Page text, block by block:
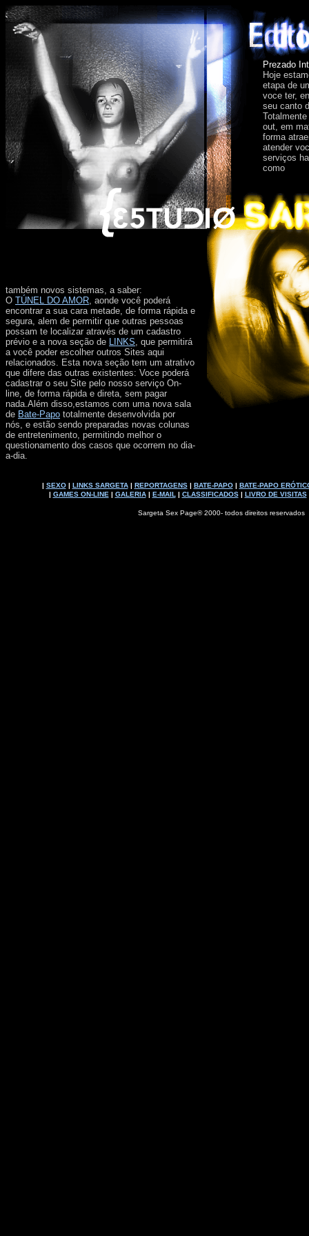
Prezado
Hoje
etapa de
voce ter,
seu canto
out, em
forma
atender
serviços
como
também novos sistemas, a saber:
O TÚNEL DO AMOR, aonde você poderá
encontrar a sua cara metade, de forma rápida e
segura, alem de permitir que outras pessoas
possam te localizar através de um cadastro
prévio e a nova seção de LINKS, que permitirá
a você poder escolher outros Sites aqui
relacionados. Esta nova seção tem um atrativo
que difere das outras existentes: Voce poderá
cadastrar o seu Site pelo nosso serviço On-
line, de forma rápida e direta, sem pagar
nada.Além disso,estamos com uma nova sala
de Bate-Papo totalmente desenvolvida por
nós, e estão sendo preparadas novas colunas
de entretenimento, permitindo melhor o
questionamento dos casos que ocorrem no dia-
a-dia.
| SEXO| LINKS SARGETA| REPORTAGENS| BATE-PAPO| BATE-PAPO
| GAMES ON-LINE | GALERIA| E-MAIL | CLASSIFICADOS| LIVRO DE VISITAS
Sargeta Sex Page® 2000- todos direitos reservados